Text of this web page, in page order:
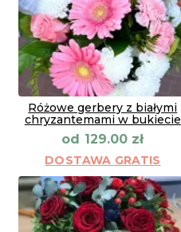
Różowe gerbery z białymi
chryzantemami w bukiecie
od 129.00 zł
DOSTAWA GRATIS